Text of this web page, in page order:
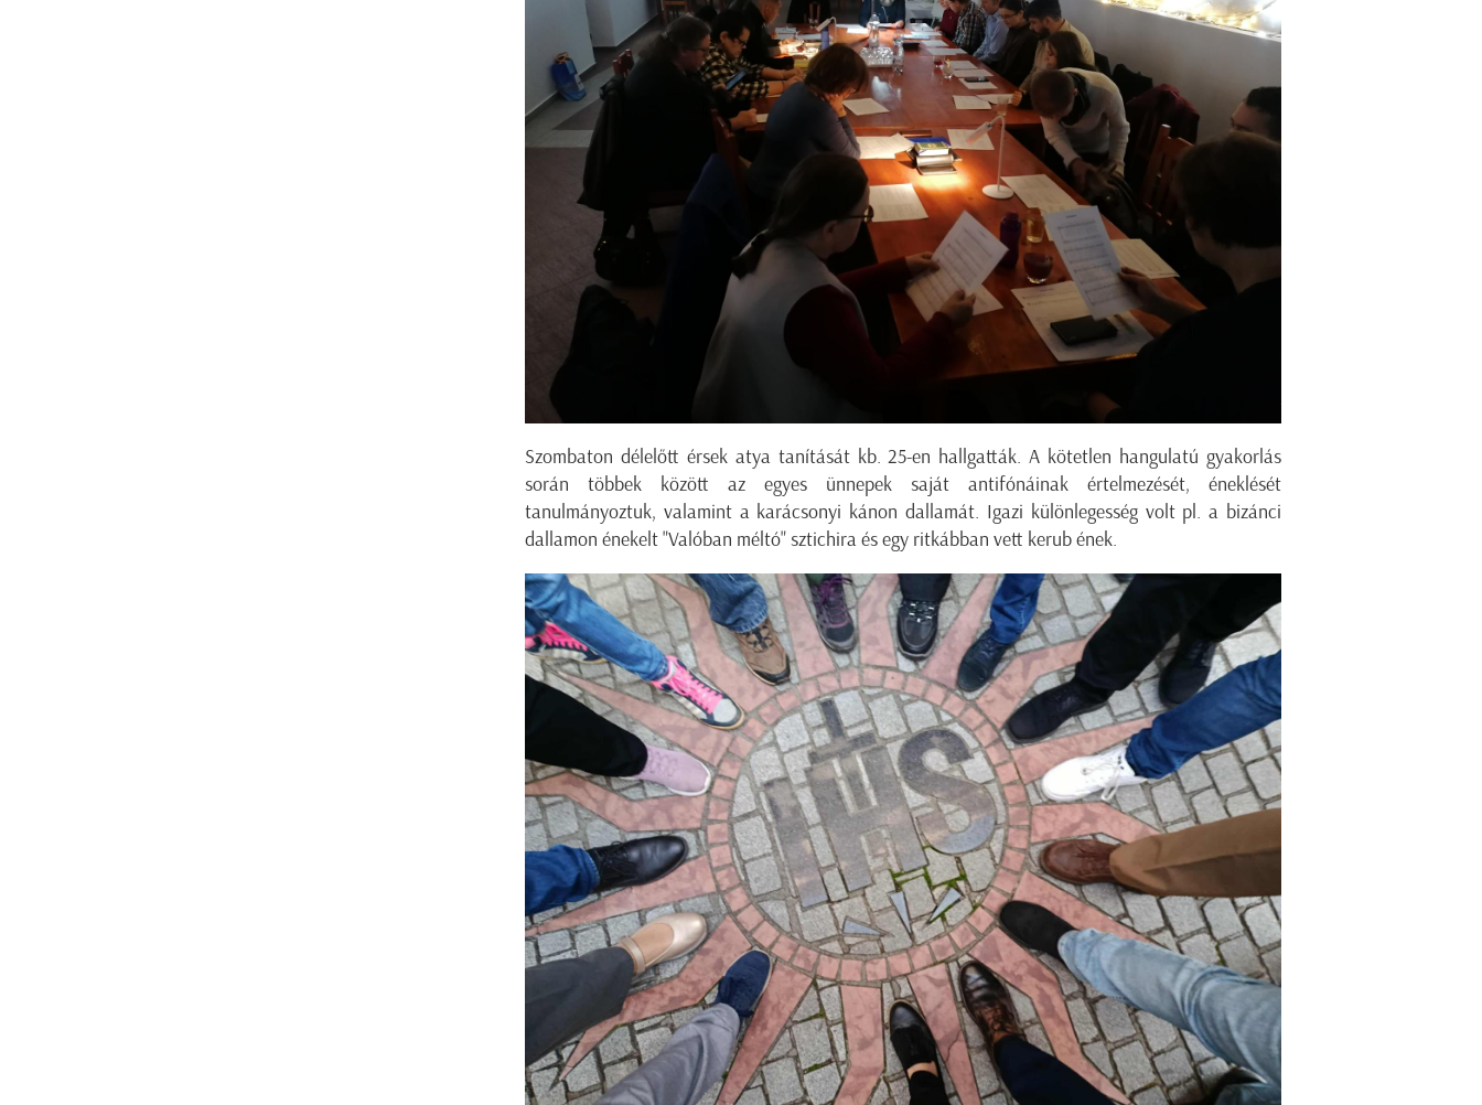
Szombaton délelőtt érsek atya tanítását kb. 25-en hallgatták. A kötetlen hangulatú gyakorlás
során többek között az egyes ünnepek saját antifónáinak értelmezését, éneklését
tanulmányoztuk, valamint a karácsonyi kánon dallamát. Igazi különlegesség volt pl. a bizánci
dallamon énekelt "Valóban méltó" sztichira és egy ritkábban vett kerub ének.